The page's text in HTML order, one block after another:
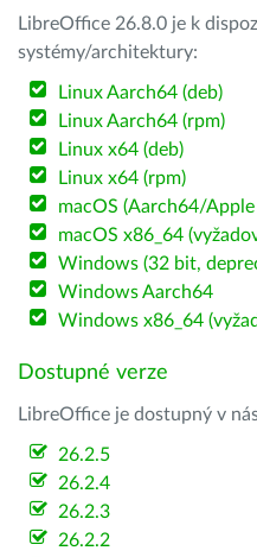
LibreOffice 26.8.0 je k
systémy/architektury:
Linux Aarch64 (deb)
Linux Aarch64 (rpm)
Linux x64 (deb)
Linux x64 (rpm)
macOS (Aarch64/
macOS x86_64
Windows (32 bit,
Windows Aarch64
Windows x86_64
Dostupné verze
LibreOffice je dostupný v
26.2.5
26.2.4
26.2.3
26.2.2